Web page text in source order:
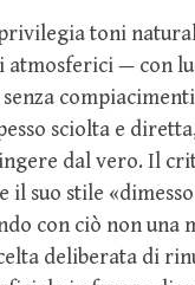
toni
— con
sciolta e
dal vero. Il
il suo stile
con ciò non una
deliberata di